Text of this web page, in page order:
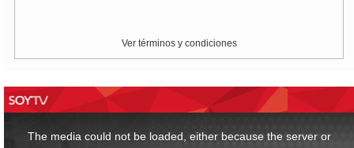
Ver términos y condiciones
The media could not be loaded, either because the server or